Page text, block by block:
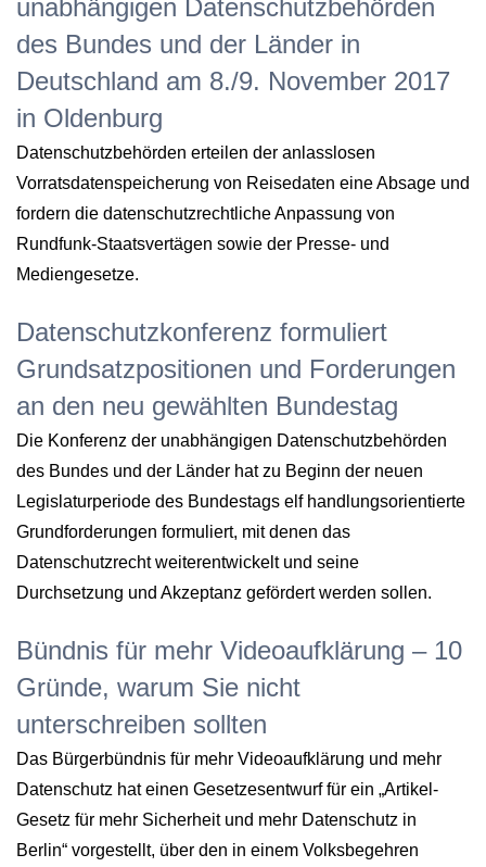
unabhängigen Datenschutzbehörden
des Bundes und der Länder in
Deutschland am 8./9. November 2017
in Oldenburg
Datenschutzbehörden erteilen der anlasslosen
Vorratsdatenspeicherung von Reisedaten eine Absage und
fordern die datenschutzrechtliche Anpassung von
Rundfunk-Staatsvertägen sowie der Presse- und
Mediengesetze.
Datenschutzkonferenz formuliert
Grundsatzpositionen und Forderungen
an den neu gewählten Bundestag
Die Konferenz der unabhängigen Datenschutzbehörden
des Bundes und der Länder hat zu Beginn der neuen
Legislaturperiode des Bundestags elf handlungsorientierte
Grundforderungen formuliert, mit denen das
Datenschutzrecht weiterentwickelt und seine
Durchsetzung und Akzeptanz gefördert werden sollen.
Bündnis für mehr Videoaufklärung – 10
Gründe, warum Sie nicht
unterschreiben sollten
Das Bürgerbündnis für mehr Videoaufklärung und mehr
Datenschutz hat einen Gesetzesentwurf für ein „Artikel-
Gesetz für mehr Sicherheit und mehr Datenschutz in
Berlin“ vorgestellt, über den in einem Volksbegehren